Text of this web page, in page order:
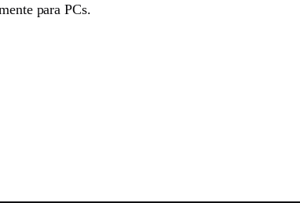
para PCs.